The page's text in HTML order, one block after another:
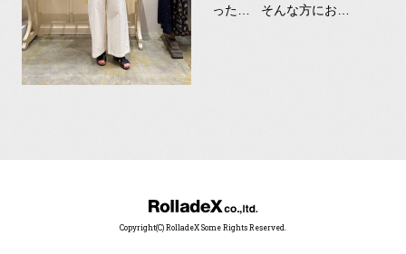
った… そんな方にお…
Copyright(C) RolladeX Some Rights Reserved.